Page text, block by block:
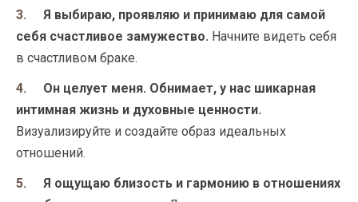
Я выбираю, проявляю и принимаю для самой
себя счастливое замужество. Начните видеть себя
в счастливом браке.
Он целует меня. Обнимает, у нас шикарная
интимная жизнь и духовные ценности.
Визуализируйте и создайте образ идеальных
отношений.
Я ощущаю близость и гармонию в отношениях